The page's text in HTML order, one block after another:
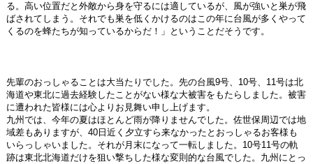
る。高い位置だと外敵から身を守るには適しているが、風が強いと巣が飛
ばされてしまう。それでも巣を低くかけるのはこの年に台風が多くやって
くるのを蜂たちが知っているからだ！」ということだそうです。
先輩のおっしゃることは大当たりでした。先の台風9号、10号、11号は北
海道や東北に過去経験したことがない様な大被害をもたらしました。被害
に遭われた皆様には心よりお見舞い申し上げます。
九州では、今年の夏はほとんど雨が降りませんでした。佐世保周辺では地
域差もありますが、40日近く夕立すら来なかったとおっしゃるお客様も
いらっしゃいました。それが月末になって一転しました。10号11号の軌
跡は東北北海道だけを狙い撃ちした様な変則的な台風でした。九州にとっ